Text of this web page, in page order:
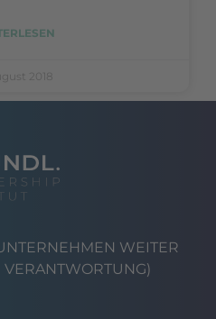
2018
WEITER